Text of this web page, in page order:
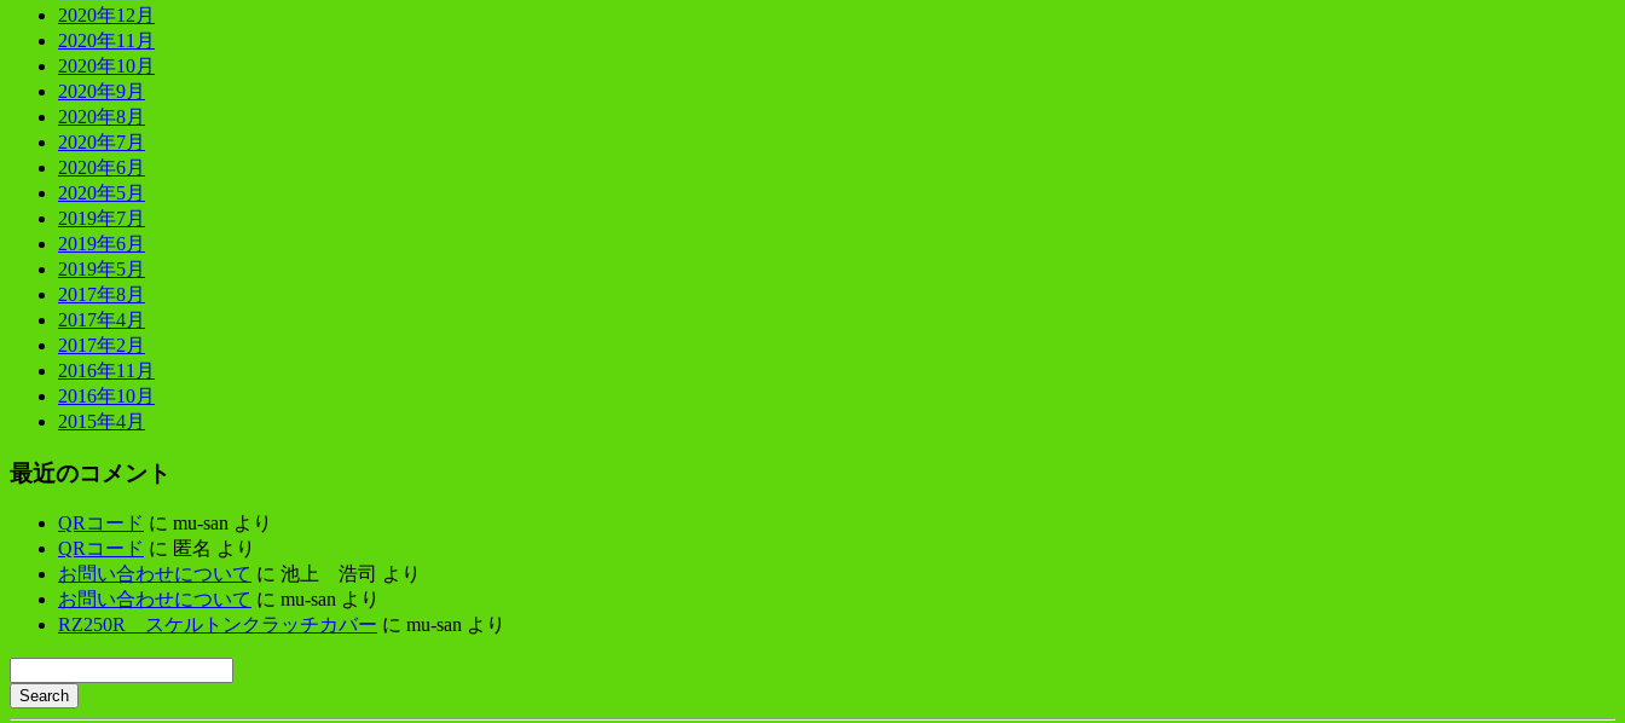
2020年12月
2020年11月
2020年10月
2020年9月
2020年8月
2020年7月
2020年6月
2020年5月
2019年7月
2019年6月
2019年5月
2017年8月
2017年4月
2017年2月
2016年11月
2016年10月
2015年4月
最近のコメント
QRコード に mu-san より
QRコード に 匿名 より
お問い合わせについて に 池上 浩司 より
お問い合わせについて に mu-san より
RZ250R スケルトンクラッチカバー に mu-san より
Search
Searching